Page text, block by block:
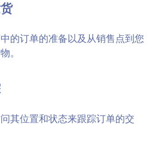
的订单的准备以及从销售点到您
。
其位置和状态来跟踪订单的交